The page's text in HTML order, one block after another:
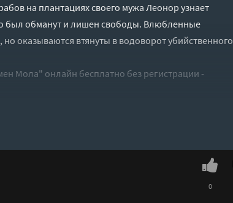
на плантациях своего мужа Леонор узнает
был обманут и лишен свободы. Влюбленные
оказываются втянуты в водоворот убийственного
Мола" онлайн бесплатно без регистрации -
0